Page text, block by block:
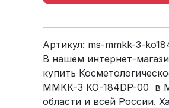
Артикул: ms-mmkk-3-
В нашем интернет-
купить
ММКК-3 КО-184DP-00 в
области и всей России.